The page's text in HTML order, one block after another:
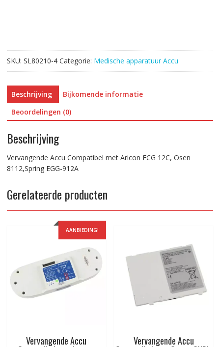
8112,Spring
EGG-
912A
aantal
SKU: SL80210-4 Categorie: Medische apparatuur Accu
Beschrijving
Bijkomende informatie
Beoordelingen (0)
Beschrijving
Vervangende Accu Compatibel met Aricon ECG 12C, Osen
8112,Spring EGG-912A
Gerelateerde producten
AANBIEDING!
Vervangende Accu Vervangende Accu